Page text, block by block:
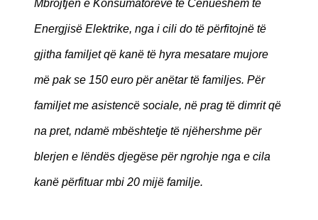
Mbrojtjen e Konsumatorëve të Cenueshëm të
Energjisë Elektrike, nga i cili do të përfitojnë të
gjitha familjet që kanë të hyra mesatare mujore
më pak se 150 euro për anëtar të familjes. Për
familjet me asistencë sociale, në prag të dimrit që
na pret, ndamë mbështetje të njëhershme për
blerjen e lëndës djegëse për ngrohje nga e cila
kanë përfituar mbi 20 mijë familje.